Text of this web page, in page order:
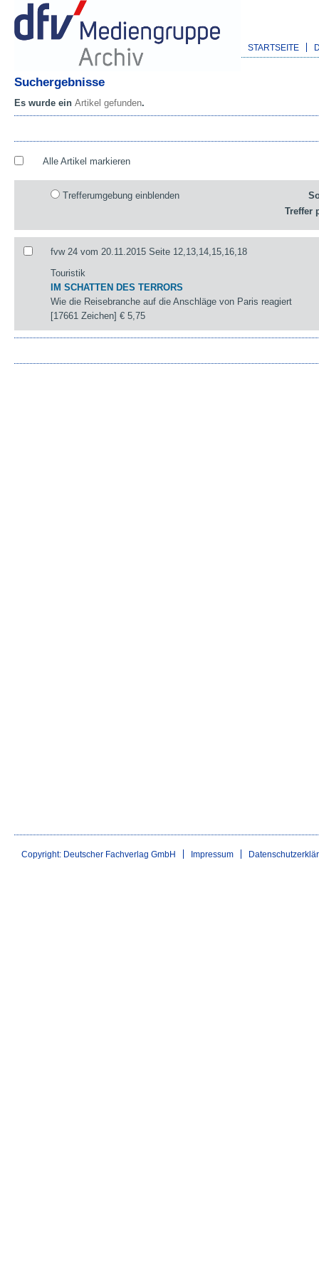
STARTSEITE
Suchergebnisse
Es wurde ein Artikel gefunden.
Alle Artikel markieren
Trefferumgebung einblenden
Treffer
fvw 24 vom 20.11.2015 Seite 12,13,14,15,16,18
Touristik
IM SCHATTEN DES TERRORS
Wie die Reisebranche auf die Anschläge von Paris reagiert
[17661 Zeichen]€ 5,75
Copyright: Deutscher Fachverlag GmbH Impressum